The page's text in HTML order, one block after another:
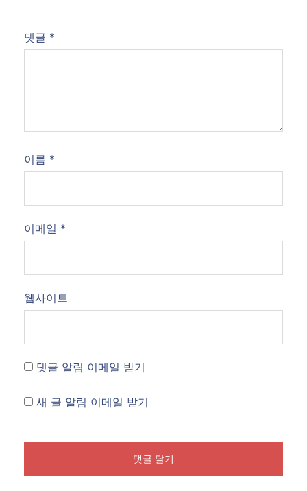
댓글 *
이름 *
이메일 *
웹사이트
댓글 알림 이메일 받기
새 글 알림 이메일 받기